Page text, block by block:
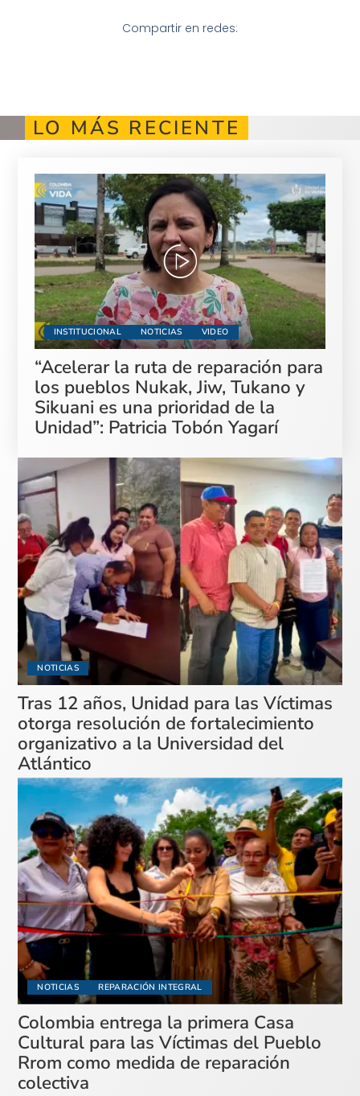
Compartir en redes:
LO MÁS RECIENTE
INSTITUCIONAL NOTICIAS VIDEO
“Acelerar la ruta de reparación para
los pueblos Nukak, Jiw, Tukano y
Sikuani es una prioridad de la
Unidad”: Patricia Tobón Yagarí
NOTICIAS
Tras 12 años, Unidad para las Víctimas
otorga resolución de fortalecimiento
organizativo a la Universidad del
Atlántico
NOTICIAS REPARACIÓN INTEGRAL
Colombia entrega la primera Casa
Cultural para las Víctimas del Pueblo
Rrom como medida de reparación
colectiva